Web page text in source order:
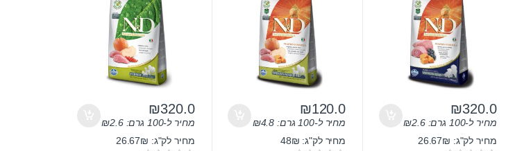
₪320.0
מחיר ל-100 גרם: ₪2.6
מחיר לק"ג: 26.67₪
₪120.0
מחיר ל-100 גרם: ₪4.8
מחיר לק"ג: 48₪
₪320.0
מחיר ל-100 גרם: ₪2.6
מחיר לק"ג: 26.67₪